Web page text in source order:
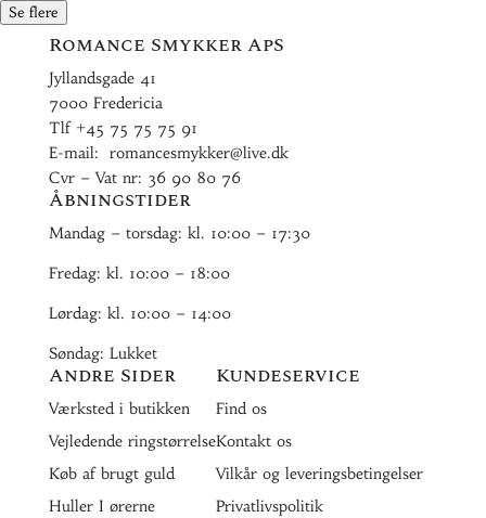
Se flere
Romance Smykker ApS
Jyllandsgade 41
7000 Fredericia
Tlf +45 75 75 75 91
E-mail: romancesmykker@live.dk
Cvr – Vat nr: 36 90 80 76
Åbningstider
Mandag – torsdag: kl. 10:00 – 17:30
Fredag: kl. 10:00 – 18:00
Lørdag: kl. 10:00 – 14:00
Søndag: Lukket
Andre Sider
Værksted i butikken
Vejledende ringstørrelse
Køb af brugt guld
Huller I ørerne
Kundeservice
Find os
Kontakt os
Vilkår og leveringsbetingelser
Privatlivspolitik